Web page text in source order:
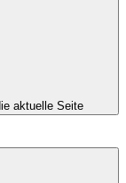
aktuelle Seite